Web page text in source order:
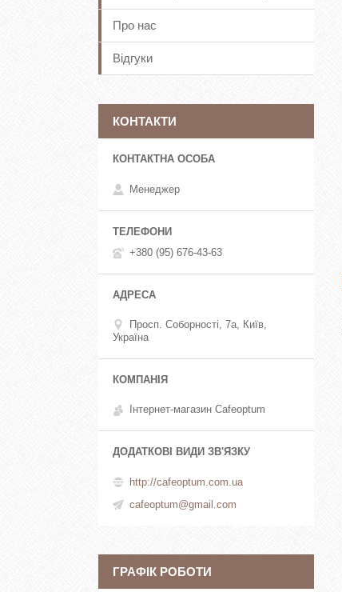
Про нас
Відгуки
КОНТАКТИ
Менеджер
+380 (95) 676-43-63
Просп. Соборності, 7а, Київ,
Україна
Інтернет-магазин Cafeoptum
http://cafeoptum.com.ua
cafeoptum@gmail.com
ГРАФІК РОБОТИ